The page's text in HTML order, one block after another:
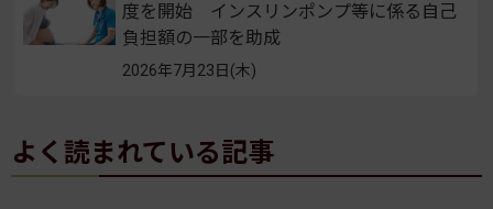
度を開始 インスリンポンプ等に係る自己
負担額の一部を助成
2026年7月23日(木)
よく読まれている記事